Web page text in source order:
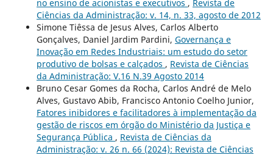
no ensino de acionistas e executivos , Revista de
Ciências da Administração: v. 14, n. 33, agosto de 2012
Simone Tiêssa de Jesus Alves, Carlos Alberto
Gonçalves, Daniel Jardim Pardini, Governança e
Inovação em Redes Industriais: um estudo do setor
produtivo de bolsas e calçados , Revista de Ciências
da Administração: V.16 N.39 Agosto 2014
Bruno Cesar Gomes da Rocha, Carlos André de Melo
Alves, Gustavo Abib, Francisco Antonio Coelho Junior,
Fatores inibidores e facilitadores à implementação da
gestão de riscos em órgão do Ministério da Justiça e
Segurança Pública , Revista de Ciências da
Administração: v. 26 n. 66 (2024): Revista de Ciências